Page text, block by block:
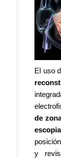
El uso
de
y